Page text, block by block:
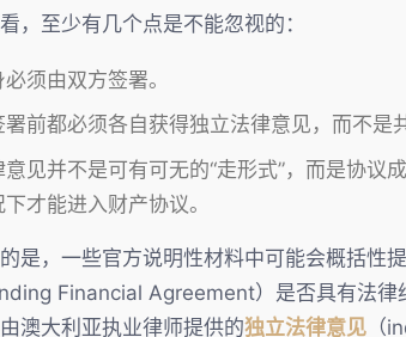
，至少有几个点是不能忽视的：
须由双方签署。
前都必须各自获得独立法律意见，而不是
见并不是可有可无的“走形式”，而是协
才能进入财产协议。
是，一些官方说明性材料中可能会概括性
Financial Agreement）是否具有法
澳大利亚执业律师提供的独立法律意见 （